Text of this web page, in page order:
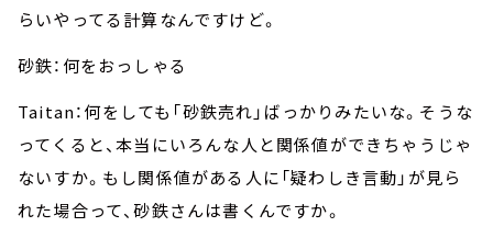
らいやってる計算なんですけど。
砂鉄：何をおっしゃる
Taitan：何をしても「砂鉄売れ」ばっかりみたいな。そうな
ってくると、本当にいろんな人と関係値ができちゃうじゃ
ないすか。もし関係値がある人に「疑わしき言動」が見ら
れた場合って、砂鉄さんは書くんですか。